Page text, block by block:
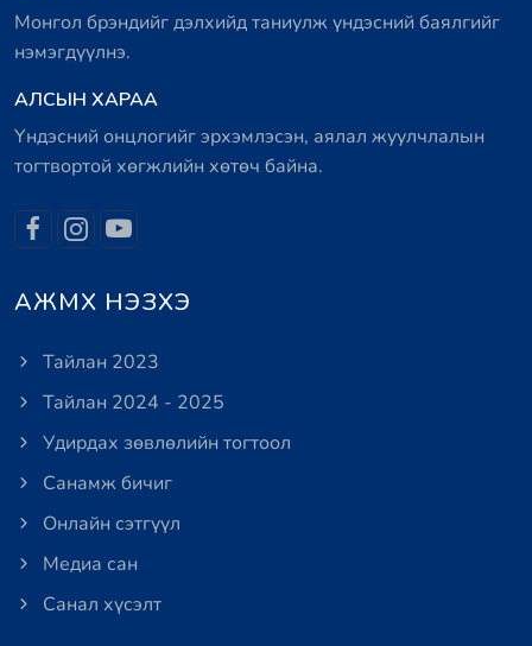
Монгол брэндийг дэлхийд таниулж үндэсний баялгийг
нэмэгдүүлнэ.
АЛСЫН ХАРАА
Үндэсний онцлогийг эрхэмлэсэн, аялал жуулчлалын
тогтвортой хөгжлийн хөтөч байна.
АЖМХ НЭЗХЭ
Тайлан 2023
Тайлан 2024 - 2025
Удирдах зөвлөлийн тогтоол
Санамж бичиг
Онлайн сэтгүүл
Медиа сан
Санал хүсэлт